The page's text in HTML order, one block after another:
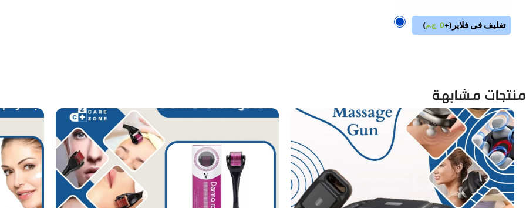
تغليف فى فلاير (
+
0 ج.م)
منتجات مشابهة